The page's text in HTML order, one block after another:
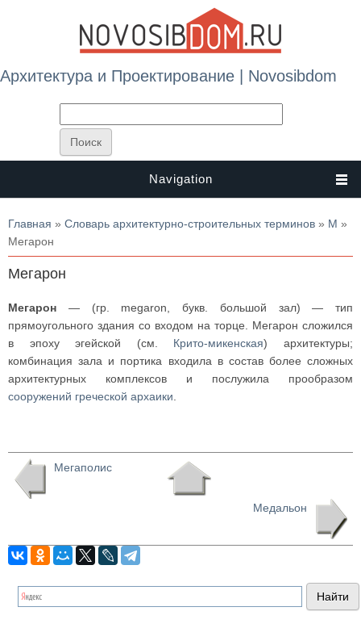
Архитектура и Проектирование | Novosibdom
Navigation
Вы здесь
Главная » Словарь архитектурно-строительных терминов » М »
Мегарон
Мегарон
Мегарон — (гр. megaron, букв. большой зал) — тип
прямоугольного здания со входом на торце. Мегарон сложился
в эпоху эгейской (см. Крито-микенская) архитектуры;
комбинация зала и портика входила в состав более сложных
архитектурных комплексов и послужила прообразом
сооружений греческой архаики
Мегаполис
Медальон